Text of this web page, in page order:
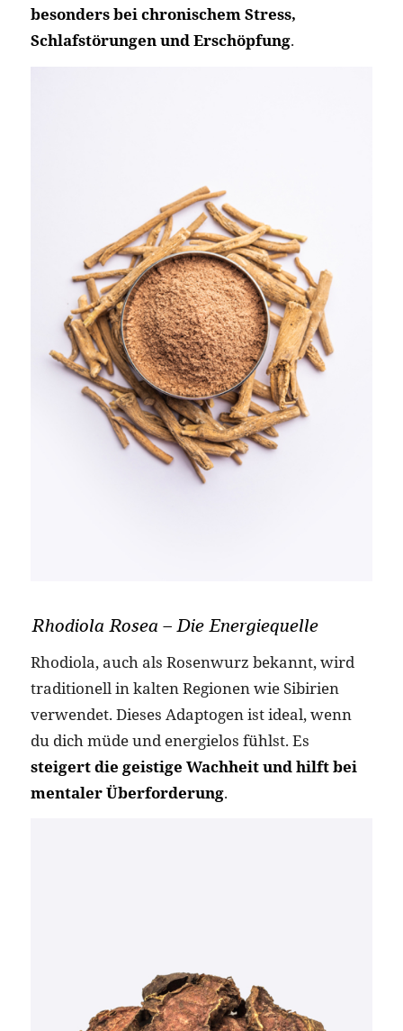
besonders bei chronischem Stress,
Schlafstörungen und Erschöpfung.
Rhodiola Rosea – Die Energiequelle
Rhodiola, auch als Rosenwurz bekannt, wird
traditionell in kalten Regionen wie Sibirien
verwendet. Dieses Adaptogen ist ideal, wenn
du dich müde und energielos fühlst. Es
steigert die geistige Wachheit und hilft bei
mentaler Überforderung.